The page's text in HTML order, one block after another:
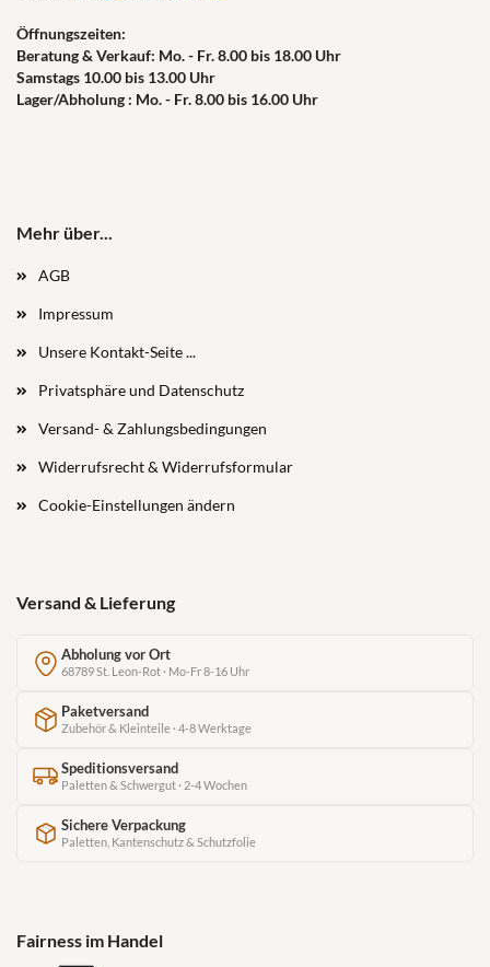
Öffnungszeiten:
Beratung & Verkauf: Mo. - Fr. 8.00 bis 18.00 Uhr
Samstags 10.00 bis 13.00 Uhr
Lager/Abholung : Mo. - Fr. 8.00 bis 16.00 Uhr
Mehr über...
AGB
Impressum
Unsere Kontakt-Seite ...
Privatsphäre und Datenschutz
Versand- & Zahlungsbedingungen
Widerrufsrecht & Widerrufsformular
Cookie-Einstellungen ändern
Versand & Lieferung
Abholung vor Ort
68789 St. Leon-Rot · Mo-Fr 8-16 Uhr
Paketversand
Zubehör & Kleinteile · 4-8 Werktage
Speditionsversand
Paletten & Schwergut · 2-4 Wochen
Sichere Verpackung
Paletten, Kantenschutz & Schutzfolie
Fairness im Handel